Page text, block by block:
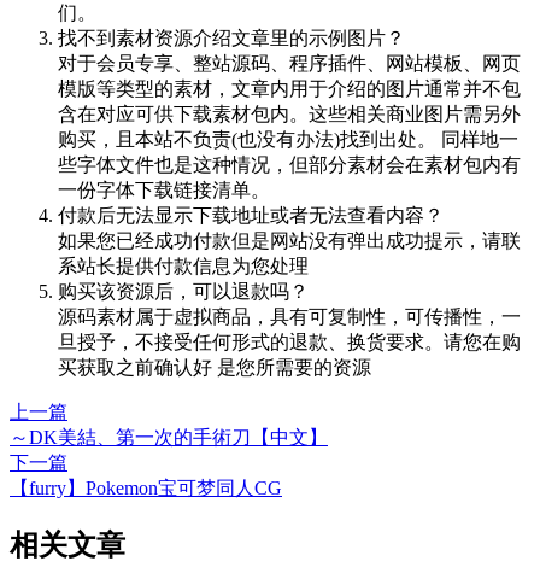
们。
找不到素材资源介绍文章里的示例图片？
对于会员专享、整站源码、程序插件、网站模板、网页
模版等类型的素材，文章内用于介绍的图片通常并不包
含在对应可供下载素材包内。这些相关商业图片需另外
购买，且本站不负责(也没有办法)找到出处。 同样地一
些字体文件也是这种情况，但部分素材会在素材包内有
一份字体下载链接清单。
付款后无法显示下载地址或者无法查看内容？
如果您已经成功付款但是网站没有弹出成功提示，请联
系站长提供付款信息为您处理
购买该资源后，可以退款吗？
源码素材属于虚拟商品，具有可复制性，可传播性，一
旦授予，不接受任何形式的退款、换货要求。请您在购
买获取之前确认好 是您所需要的资源
上一篇
～DK美結、第一次的手術刀【中文】
下一篇
【furry】Pokemon宝可梦同人CG
相关文章